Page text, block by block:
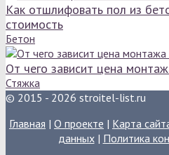
Как отшлифовать пол из
стоимость
Бетон
От чего зависит цена
Стяжка
© 2015 - 2026 stroitel-list.ru
Главная | О проекте | Карта
данных| Политика